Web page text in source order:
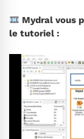
Mydral vous
le tutoriel :